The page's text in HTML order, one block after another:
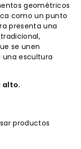
geométricos
como un punto
presenta una
se unen
escultura
alto.
productos